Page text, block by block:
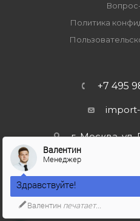
Политика
+7 495
г. Москва, ул.
Валентин
Менеджер
Здравствуйте!
Валентин печатает...